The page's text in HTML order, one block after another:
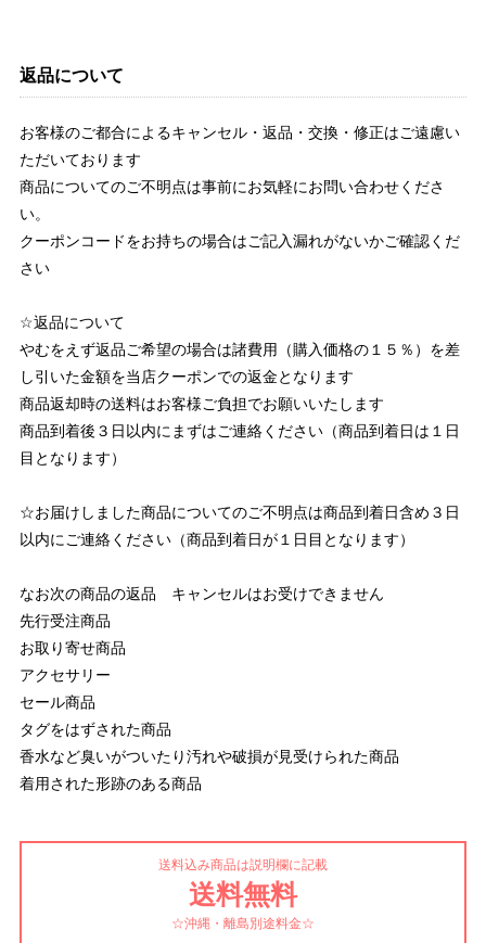
返品について
お客様のご都合によるキャンセル・返品・交換・修正はご遠慮い
ただいております
商品についてのご不明点は事前にお気軽にお問い合わせくださ
い。
クーポンコードをお持ちの場合はご記入漏れがないかご確認くだ
さい
☆返品について
やむをえず返品ご希望の場合は諸費用（購入価格の１５％）を差
し引いた金額を当店クーポンでの返金となります
商品返却時の送料はお客様ご負担でお願いいたします
商品到着後３日以内にまずはご連絡ください（商品到着日は１日
目となります）
☆お届けしました商品についてのご不明点は商品到着日含め３日
以内にご連絡ください（商品到着日が１日目となります）
なお次の商品の返品 キャンセルはお受けできません
先行受注商品
お取り寄せ商品
アクセサリー
セール商品
タグをはずされた商品
香水など臭いがついたり汚れや破損が見受けられた商品
着用された形跡のある商品
送料込み商品は説明欄に記載
送料無料
☆沖縄・離島別途料金☆